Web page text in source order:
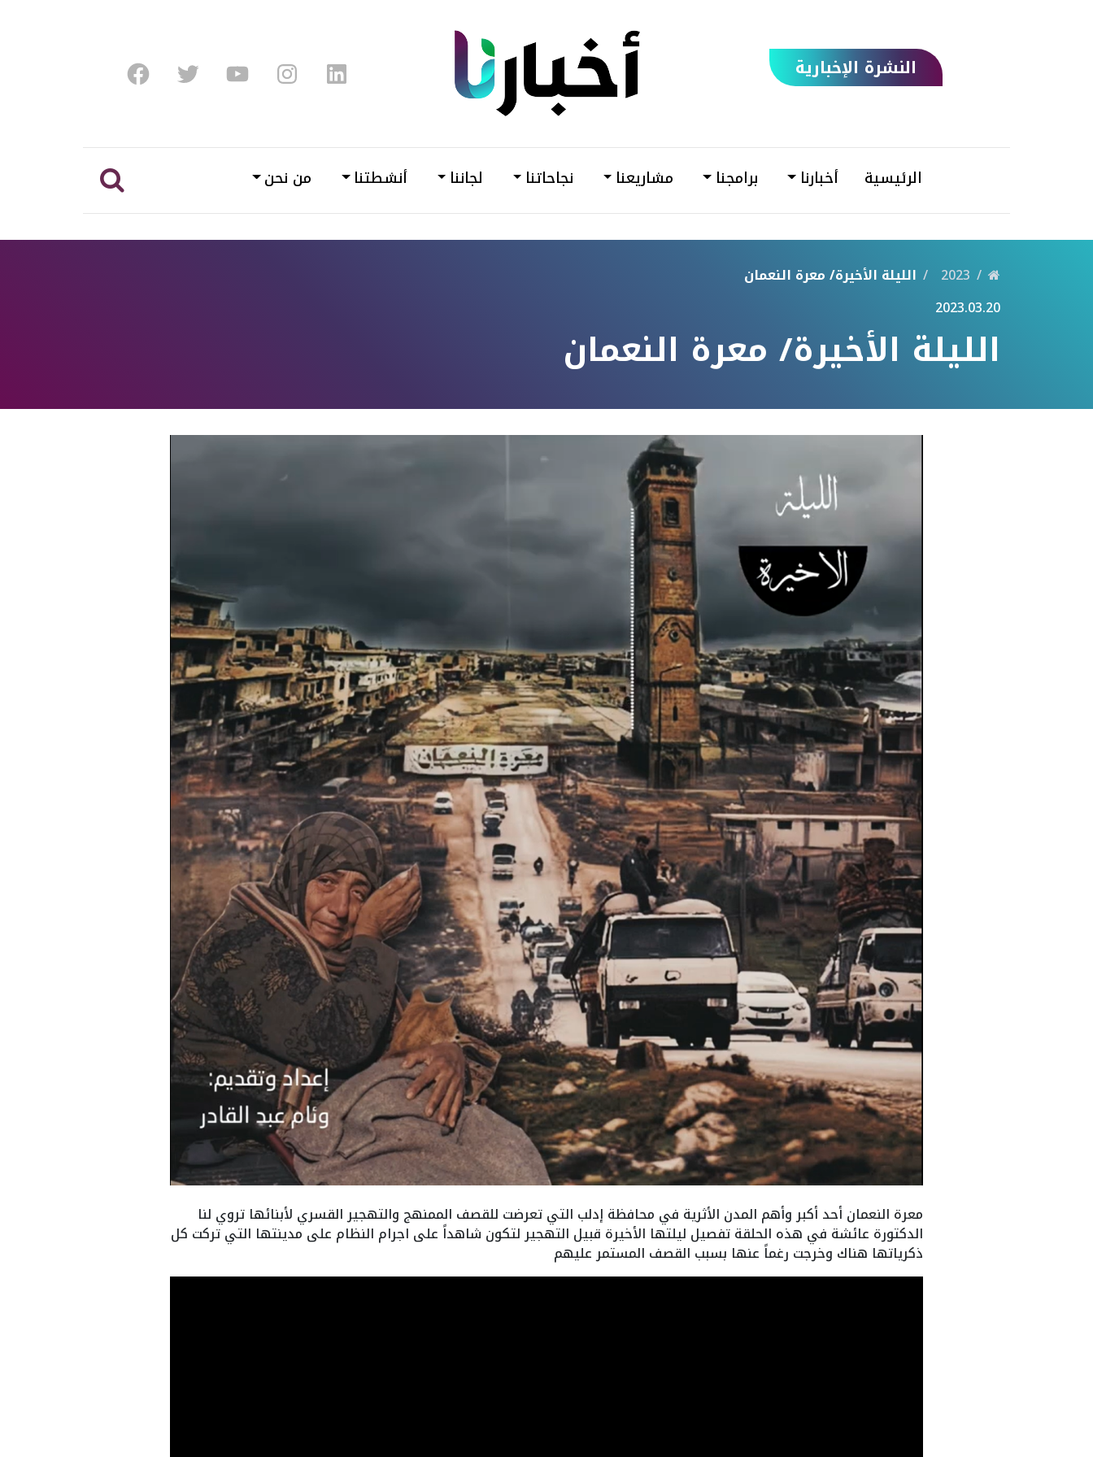
النشرة الإخبارية
–
وحدة
وتمكين
المرأة
FacebookTwitterYoutubeInstagramLinkedin
الرئيسية أخبارنا برامجنا مشاريعنا نجاحاتنا لجاننا أنشطتنا من نحن
2023
الليلة الأخيرة/ معرة النعمان
2023.03.20
الليلة الأخيرة/ معرة النعمان
معرة النعمان أحد أكبر وأهم المدن الأثرية في محافظة إدلب التي تعرضت للقصف الممنهج والتهجير القسري لأبنائها تروي لنا
الدكتورة عائشة في هذه الحلقة تفصيل ليلتها الأخيرة قبيل التهجير لتكون شاهداً على اجرام النظام على مدينتها التي تركت كل
ذكرياتها هناك وخرجت رغماً عنها بسبب القصف المستمر عليهم